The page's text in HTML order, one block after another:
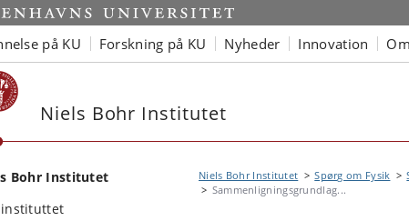
på KU Forskning på KU Nyheder Innovation
Niels Bohr Institutet
Bohr Institutet
Niels Bohr Institutet Spørg om Fysik
Sammenligningsgrundlag...